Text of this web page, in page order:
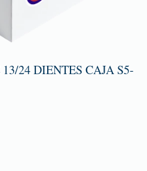
24 DIENTES CAJA S5-